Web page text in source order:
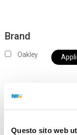
Questo sito web
Brand
Oakley
nostro negozio